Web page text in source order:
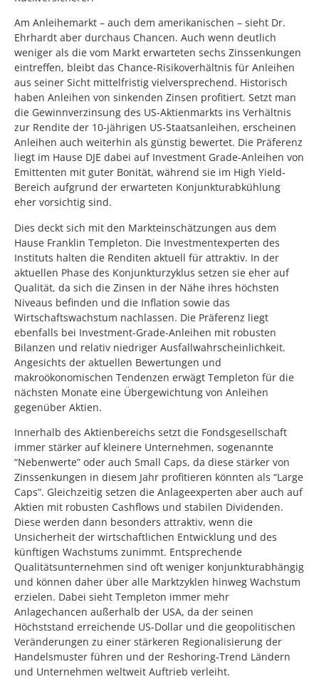
Am Anleihemarkt – auch dem amerikanischen – sieht Dr.
Ehrhardt aber durchaus Chancen. Auch wenn deutlich
weniger als die vom Markt erwarteten sechs Zinssenkungen
eintreffen, bleibt das Chance-Risikoverhältnis für Anleihen
aus seiner Sicht mittelfristig vielversprechend. Historisch
haben Anleihen von sinkenden Zinsen profitiert. Setzt man
die Gewinnverzinsung des US-Aktienmarkts ins Verhältnis
zur Rendite der 10-jährigen US-Staatsanleihen, erscheinen
Anleihen auch weiterhin als günstig bewertet. Die Präferenz
liegt im Hause DJE dabei auf Investment Grade-Anleihen von
Emittenten mit guter Bonität, während sie im High Yield-
Bereich aufgrund der erwarteten Konjunkturabkühlung
eher vorsichtig sind.
Dies deckt sich mit den Markteinschätzungen aus dem
Hause Franklin Templeton. Die Investmentexperten des
Instituts halten die Renditen aktuell für attraktiv. In der
aktuellen Phase des Konjunkturzyklus setzen sie eher auf
Qualität, da sich die Zinsen in der Nähe ihres höchsten
Niveaus befinden und die Inflation sowie das
Wirtschaftswachstum nachlassen. Die Präferenz liegt
ebenfalls bei Investment-Grade-Anleihen mit robusten
Bilanzen und relativ niedriger Ausfallwahrscheinlichkeit.
Angesichts der aktuellen Bewertungen und
makroökonomischen Tendenzen erwägt Templeton für die
nächsten Monate eine Übergewichtung von Anleihen
gegenüber Aktien.
Innerhalb des Aktienbereichs setzt die Fondsgesellschaft
immer stärker auf kleinere Unternehmen, sogenannte
“Nebenwerte” oder auch Small Caps, da diese stärker von
Zinssenkungen in diesem Jahr profitieren könnten als “Large
Caps”. Gleichzeitig setzen die Anlageexperten aber auch auf
Aktien mit robusten Cashflows und stabilen Dividenden.
Diese werden dann besonders attraktiv, wenn die
Unsicherheit der wirtschaftlichen Entwicklung und des
künftigen Wachstums zunimmt. Entsprechende
Qualitätsunternehmen sind oft weniger konjunkturabhängig
und können daher über alle Marktzyklen hinweg Wachstum
erzielen. Dabei sieht Templeton immer mehr
Anlagechancen außerhalb der USA, da der seinen
Höchststand erreichende US-Dollar und die geopolitischen
Veränderungen zu einer stärkeren Regionalisierung der
Handelsmuster führen und der Reshoring-Trend Ländern
und Unternehmen weltweit Auftrieb verleiht.